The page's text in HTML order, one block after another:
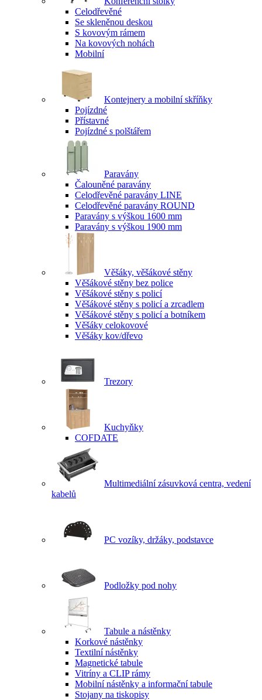
Celodřevěné
Se skleněnou deskou
S kovovým rámem
Na kovových nohách
Mobilní
Kontejnery a mobilní skříňky
Pojízdné
Přístavné
Pojízdné s polštářem
Paravány
Čalouněné paravány
Celodřevěné paravány LINE
Celodřevěné paravány ROUND
Paravány s výškou 1600 mm
Paravány s výškou 1900 mm
Věšáky, věšákové stěny
Věšákové stěny bez police
Věšákové stěny s policí
Věšákové stěny s policí a zrcadlem
Věšákové stěny s policí a botníkem
Věšáky celokovové
Věšáky kov/dřevo
Trezory
Kuchyňky
COFDATE
Multimediální zásuvková centra, vedení
kabelů
PC vozíky, držáky, podstavce
Podložky pod nohy
Tabule a nástěnky
Korkové nástěnky
Textilní nástěnky
Magnetické tabule
Vitríny a CLIP rámy
Mobilní nástěnky a informační tabule
Stojany na tiskopisy